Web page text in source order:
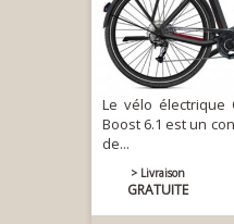
Le vélo électrique
Boost 6.1 est un
de...
> Livraison
GRATUITE